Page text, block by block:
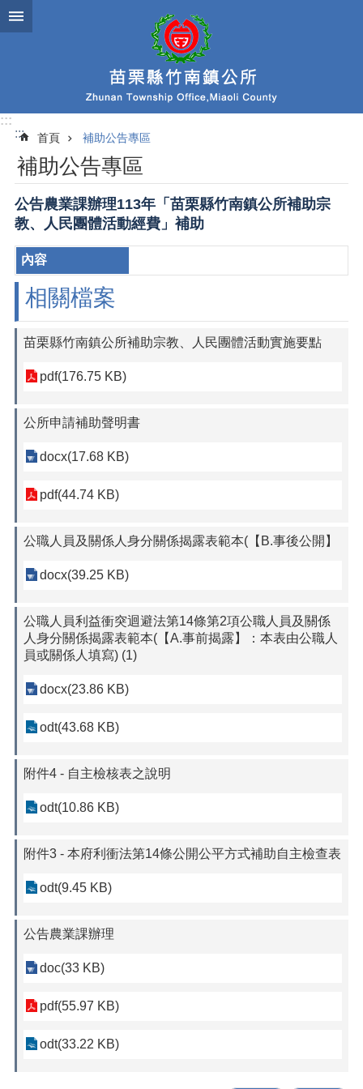
跳到主要內容區塊
:::
:::
首頁 補助公告專區
補助公告專區
公告農業課辦理113年「苗栗縣竹南鎮公所補助宗
教、人民團體活動經費」補助
相關檔案
苗栗縣竹南鎮公所補助宗教、人民團體活動實施要點
pdf(176.75 KB)
公所申請補助聲明書
docx(17.68 KB)
pdf(44.74 KB)
公職人員及關係人身分關係揭露表範本(【B.事後公開】
docx(39.25 KB)
公職人員利益衝突迴避法第14條第2項公職人員及關係
人身分關係揭露表範本(【A.事前揭露】：本表由公職人
員或關係人填寫) (1)
docx(23.86 KB)
odt(43.68 KB)
附件4 - 自主檢核表之說明
odt(10.86 KB)
附件3 - 本府利衝法第14條公開公平方式補助自主檢查表
odt(9.45 KB)
公告農業課辦理
doc(33 KB)
pdf(55.97 KB)
odt(33.22 KB)